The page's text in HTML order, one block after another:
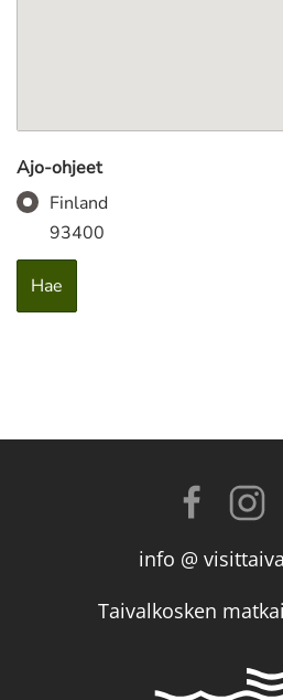
Ajo-ohjeet
Finland
93400
info @
Taivalkosken